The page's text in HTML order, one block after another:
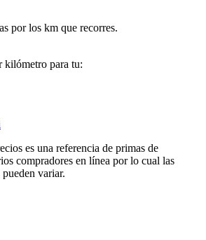
por los km que recorres.
kilómetro para tu:
es una referencia de primas de
compradores en línea por lo cual las
variar.